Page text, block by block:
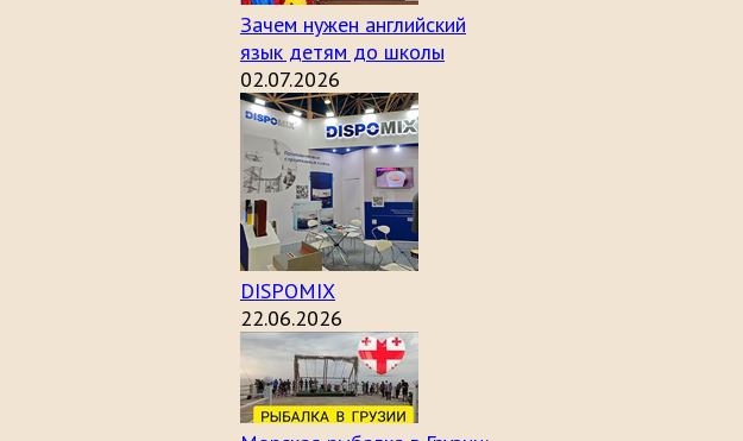
Зачем нужен английский
язык детям до школы
02.07.2026
DISPOMIX
22.06.2026